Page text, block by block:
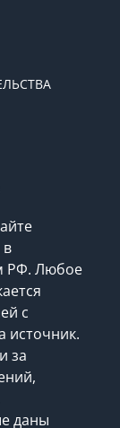
РФ. Любое
с
источник.
за
даны